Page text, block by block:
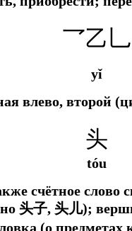
乛乙乚
yǐ
влево, второй
头
tóu
счётное слово
头子, 头儿);
(о